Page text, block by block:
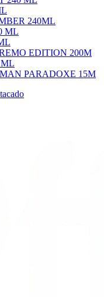
240ML
ML
EDITION 200M
PARADOXE 15M